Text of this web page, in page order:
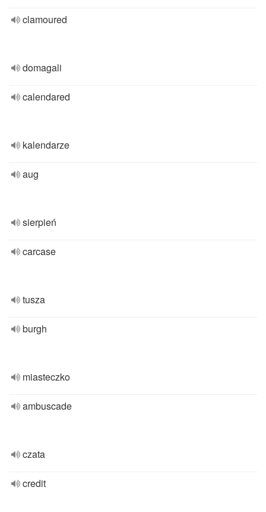
clamoured
domagali
calendared
kalendarze
aug
sierpień
carcase
tusza
burgh
miasteczko
ambuscade
czata
credit